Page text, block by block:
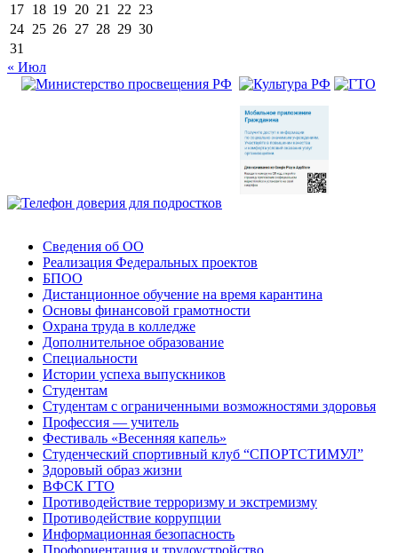
17 18 19 20 21 22 23
24 25 26 27 28 29 30
31
« Июл
Сведения об ОО
Реализация Федеральных проектов
БПОО
Дистанционное обучение на время карантина
Основы финансовой грамотности
Охрана труда в колледже
Дополнительное образование
Специальности
Истории успеха выпускников
Студентам
Студентам с ограниченными возможностями здоровья
Профессия — учитель
Фестиваль «Весенняя капель»
Студенческий спортивный клуб “СПОРТСТИМУЛ”
Здоровый образ жизни
ВФСК ГТО
Противодействие терроризму и экстремизму
Противодействие коррупции
Информационная безопасность
Профориентация и трудоустройство